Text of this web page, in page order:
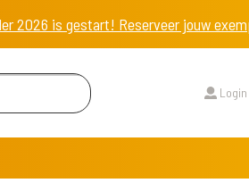
2026 is gestart! Reserveer jouw
Login